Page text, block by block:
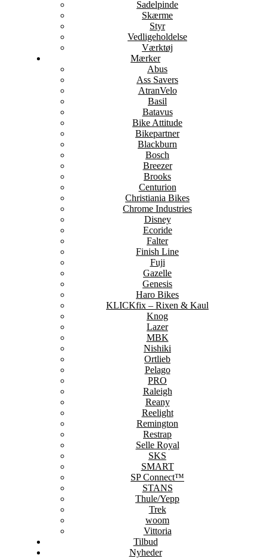
Sadelpinde
Skærme
Styr
Vedligeholdelse
Værktøj
Mærker
Abus
Ass Savers
AtranVelo
Basil
Batavus
Bike Attitude
Bikepartner
Blackburn
Bosch
Breezer
Brooks
Centurion
Christiania Bikes
Chrome Industries
Disney
Ecoride
Falter
Finish Line
Fuji
Gazelle
Genesis
Haro Bikes
KLICKfix – Rixen & Kaul
Knog
Lazer
MBK
Nishiki
Ortlieb
Pelago
PRO
Raleigh
Reany
Reelight
Remington
Restrap
Selle Royal
SKS
SMART
SP Connect™
STANS
Thule/Yepp
Trek
woom
Vittoria
Tilbud
Nyheder